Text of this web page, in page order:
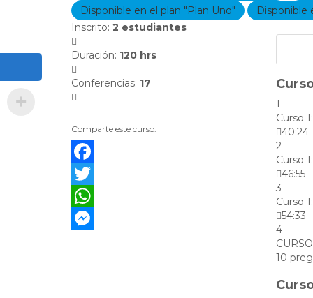
Disponible en el plan "Plan Uno"
Disponible
Inscrito: 2 estudiantes
Duración: 120 hrs
Conferencias: 17
Comparte este curso:
Facebook
Twitter
WhatsApp
1
Curso
40:24
2
Curso
46:55
3
Curso
54:33
4
10